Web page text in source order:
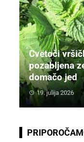
Cvetoči
pozabljena
domačo jed
19. julija 2026